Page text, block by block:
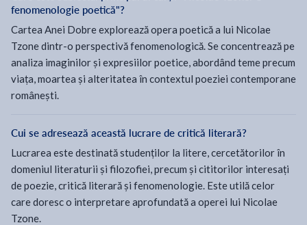
fenomenologie poetică"?
Cartea Anei Dobre explorează opera poetică a lui Nicolae
Tzone dintr-o perspectivă fenomenologică. Se concentrează pe
analiza imaginilor și expresiilor poetice, abordând teme precum
viața, moartea și alteritatea în contextul poeziei contemporane
românești.
Cui se adresează această lucrare de critică literară?
Lucrarea este destinată studenților la litere, cercetătorilor în
domeniul literaturii și filozofiei, precum și cititorilor interesați
de poezie, critică literară și fenomenologie. Este utilă celor
care doresc o interpretare aprofundată a operei lui Nicolae
Tzone.